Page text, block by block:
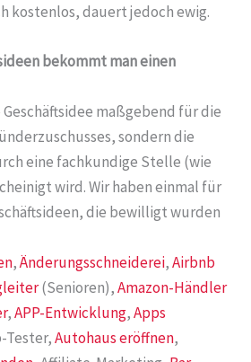
kostenlos, dauert jedoch ewig.
bekommt man einen
maßgebend für die
sondern die
eine fachkundige Stelle (wie
wird. Wir haben einmal für
die bewilligt wurden
,Änderungsschneiderei,Airbnb
(Senioren),Amazon-Händler
,APP-Entwicklung,Apps
Tester,Autohaus eröffnen,